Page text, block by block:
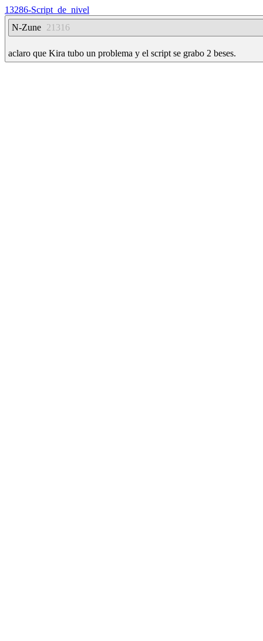
13286-Script_de_nivel
N-Zune 21316
aclaro que Kira tubo un problema y el script se grabo 2 beses.